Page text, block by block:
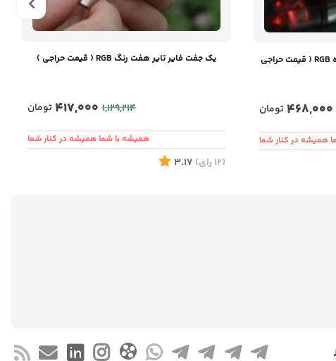
یک جفت فایر تایر جدید پایه کوتاه RGB ( قیمت حراجی
468,000 تومان
همیشه در کنار شما
یک جفت فایر تایر هفت رنگ RGB ( قیمت حراجی )
1,129,214
417,000تومان
همیشه با شما همیشه در کنار شما
(12 رای)
3.17